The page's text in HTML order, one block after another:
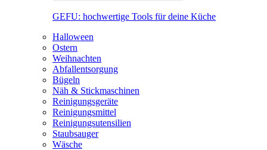
GEFU: hochwertige Tools für deine Küche
Halloween
Ostern
Weihnachten
Abfallentsorgung
Bügeln
Näh & Stickmaschinen
Reinigungsgeräte
Reinigungsmittel
Reinigungsutensilien
Staubsauger
Wäsche